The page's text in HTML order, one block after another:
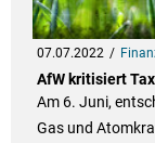
07.07.2022
AfW kritisiert
Am 6. Juni,
Gas und